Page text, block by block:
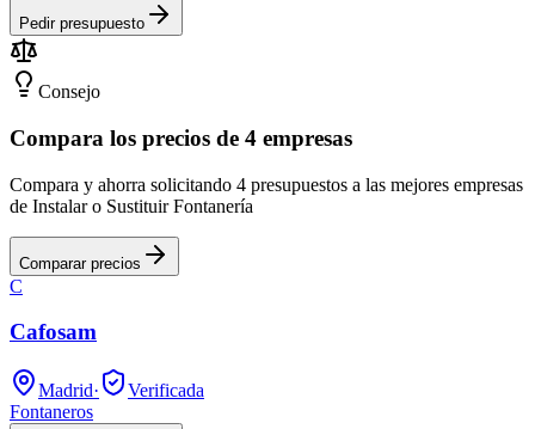
Pedir presupuesto
Consejo
Compara los precios de 4 empresas
Compara y ahorra solicitando 4 presupuestos a las mejores empresas
de Instalar o Sustituir Fontanería
Comparar precios
C
Cafosam
Madrid·
Verificada
Fontaneros